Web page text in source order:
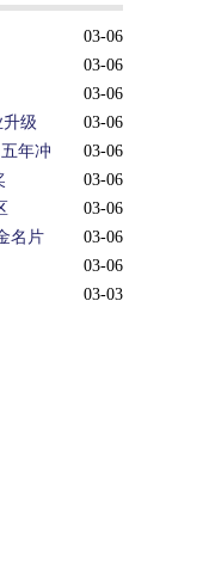
03-06
03-06
03-06
03-06
级
03-06
年冲
03-06
03-06
03-06
名片
03-06
03-03